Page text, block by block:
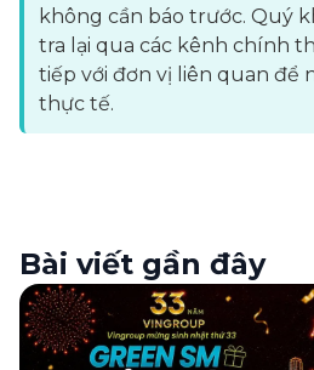
không cần báo trước. Quý
tra lại qua các kênh chính
tiếp với đơn vị liên quan để
thực tế.
Bài viết gần đây